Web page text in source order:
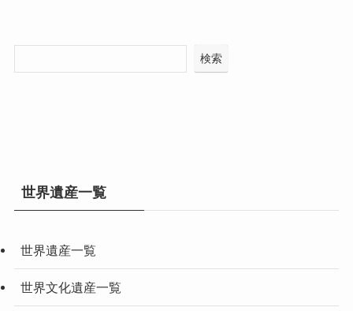
検索
世界遺産一覧
世界遺産一覧
世界文化遺産一覧